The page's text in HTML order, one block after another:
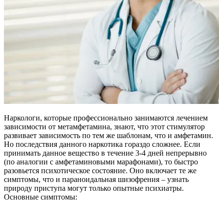
Наркологи, которые профессионально занимаются лечением
зависимости от метамфетамина, знают, что этот стимулятор
развивает зависимость по тем же шаблонам, что и амфетамин.
Но последствия данного наркотика гораздо сложнее. Если
принимать данное вещество в течение 3-4 дней непрерывно
(по аналогии с амфетаминовыми марафонами), то быстро
разовьется психотическое состояние. Оно включает те же
симптомы, что и параноидальная шизофрения – узнать
природу приступа могут только опытные психиатры.
Основные симптомы: